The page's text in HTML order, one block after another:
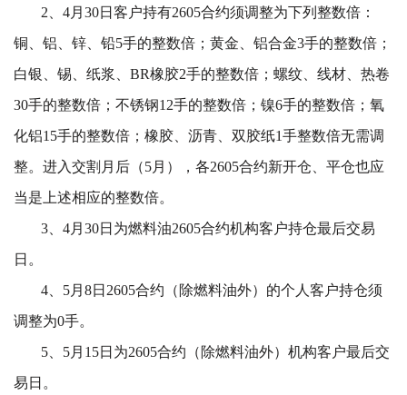
2、4月30日客户持有2605合约须调整为下列整数倍：
铜、铝、锌、铅5手的整数倍；黄金、铝合金3手的整数倍；
白银、锡、纸浆、BR橡胶2手的整数倍；螺纹、线材、热卷
30手的整数倍；不锈钢12手的整数倍；镍6手的整数倍；氧
化铝15手的整数倍；橡胶、沥青、双胶纸1手整数倍无需调
整。进入交割月后（5月），各2605合约新开仓、平仓也应
当是上述相应的整数倍。
3、4月30日为燃料油2605合约机构客户持仓最后交易
日。
4、5月8日2605合约（除燃料油外）的个人客户持仓须
调整为0手。
5、5月15日为2605合约（除燃料油外）机构客户最后交
易日。